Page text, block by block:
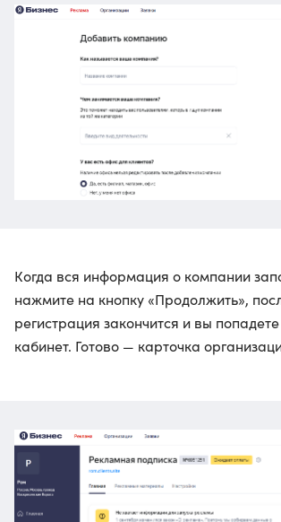
Когда вся информация о компании
нажмите на кнопку «Продолжить»,
регистрация закончится и вы
кабинет. Готово — карточка